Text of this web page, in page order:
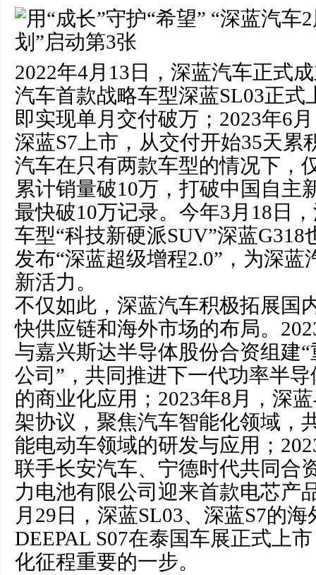
2022年4月13日，深蓝汽车正式
汽车首款战略车型深蓝SL03正式
即实现单月交付破万；2023年6
深蓝S7上市，从交付开始35天累
汽车在只有两款车型的情况下，
累计销量破10万，打破中国自主
最快破10万记录。今年3月18日
车型“科技新硬派SUV”深蓝
发布“深蓝超级增程2.0”，为深蓝
新活力。
不仅如此，深蓝汽车积极拓展国
快供应链和海外市场的布局。
与嘉兴斯达半导体股份合资组建
公司”，共同推进下一代功率半
的商业化应用；2023年8月，深
架协议，聚焦汽车智能化领域，
能电动车领域的研发与应用；
联手长安汽车、宁德时代共同合
力电池有限公司迎来首款电芯产
月29日，深蓝SL03、深蓝S7的
DEEPAL S07在泰国车展正式上
化征程重要的一步。